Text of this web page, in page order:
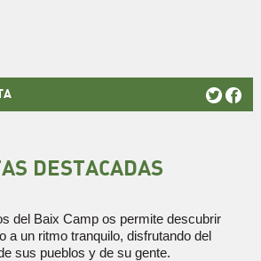
DESTACADAS
del Baix Camp os permite descubrir
a un ritmo tranquilo, disfrutando del
sus pueblos y de su gente.